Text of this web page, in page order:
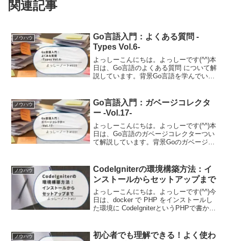
関連記事
ノウハウ
Go言語入門：よくある質問 -
Types Vol.6-
よっしーこんにちは。よっしーです(^^)本
日は、Go言語のよくある質問 について解
説しています。背景Go言語を学んでいる
といった疑問が湧いてきませんか。Go言
語の公式サ...
ノウハウ
Go言語入門：ガベージコレクタ
ー -Vol.17-
よっしーこんにちは。よっしーです(^^)本
日は、Go言語のガベージコレクターつい
て解説しています。背景Goのガベージコ
す。メモリ管理を自動で行ってくれる便
利な仕組みで...
ノウハウ
CodeIgniterの環境構築方法：イ
ンストールからセットアップまで
よっしーこんにちは。よっしーです(^^)今
日は、docker で PHP をインストールし
た環境に CodeIgniterというPHPで書かれ
きの内容をご紹介します。...
ノウハウ
初心者でも理解できる！よく使わ